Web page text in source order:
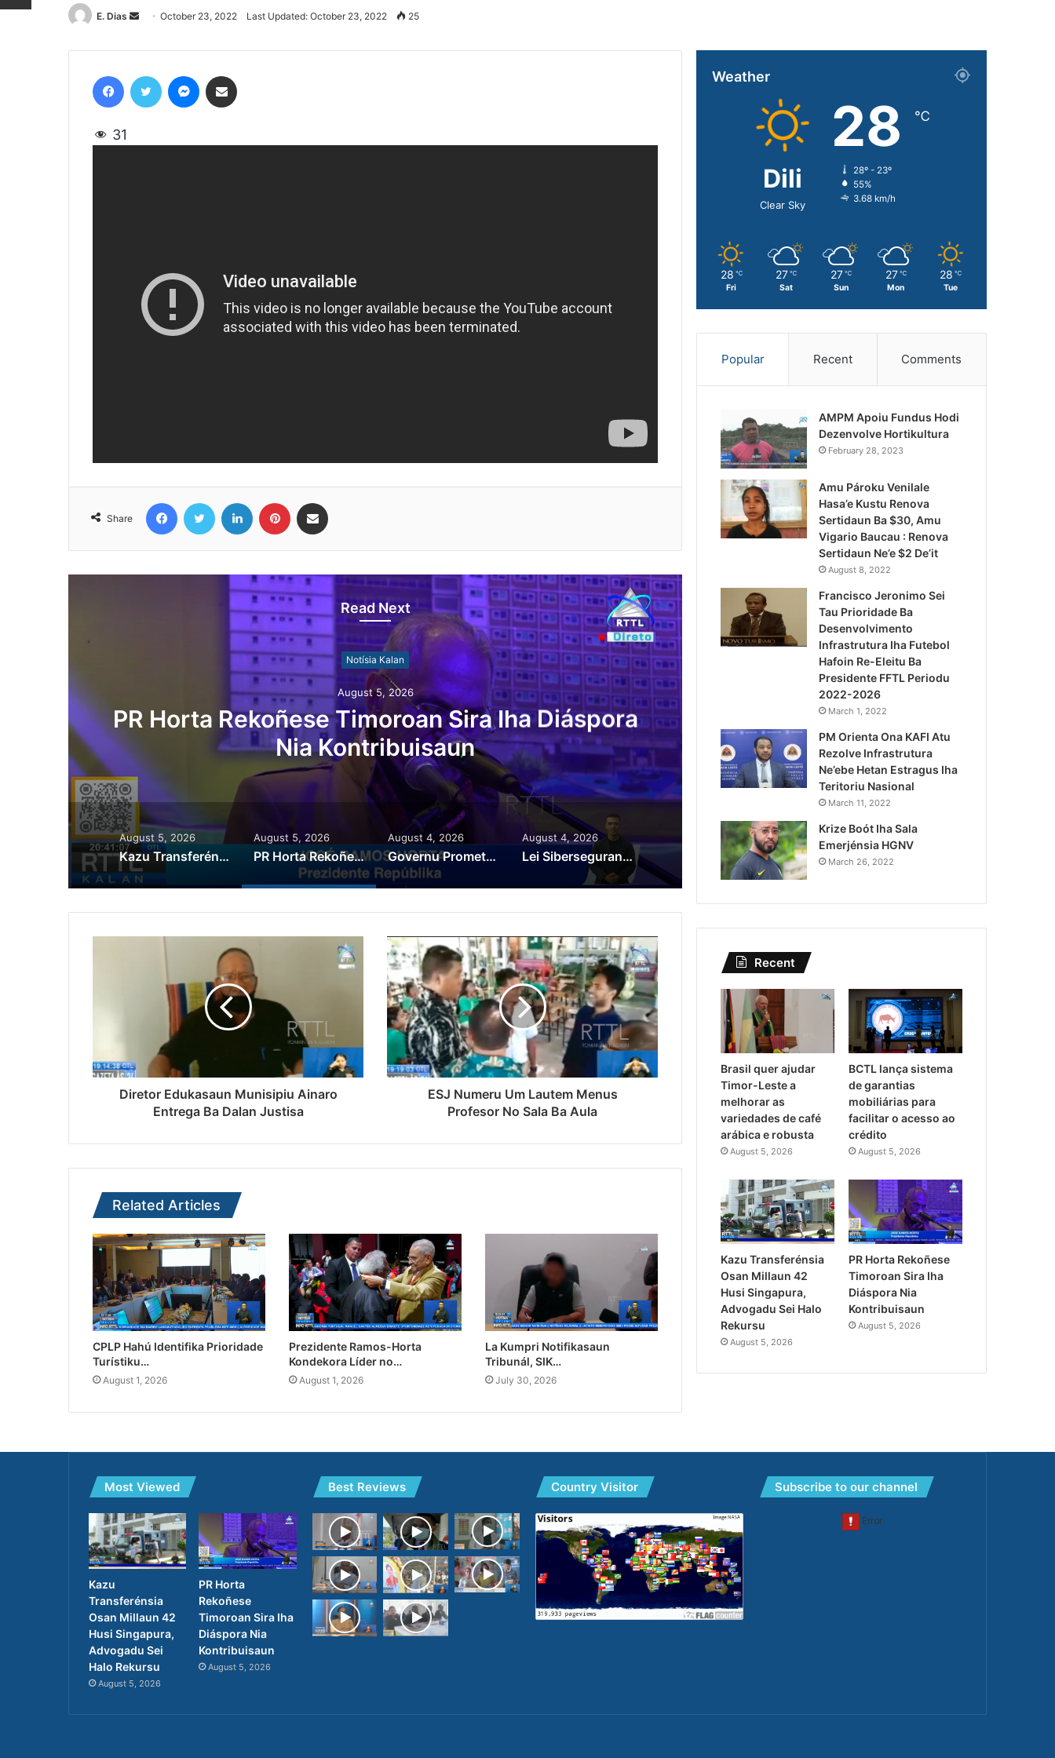
E. Dias
Send
email
October 23, 2022 Last Updated: October 23, 2022 25
31
Share
Read Next
Notísia Kalan
August 4, 2026
Governu Promete Tau Prioridade ba Setór
Minerais no Setór Produtivu
Lei Siberseguransa Ajuda
Kaptura Autór Kriminozu
Estranjeiru
August 5, 2026
Kazu Transferénsia Osan Millaun 42 Husi Singapura, Advogadu Sei Halo Rekursu
August 5, 2026
PR Horta Rekoñese Timoroan Sira Iha Diáspora Nia Kontribuisaun
August 4, 2026
Governu Promete Tau Prioridade ba Setór Minerais no Setór Produtivu
August 4, 2026
Lei Siberseguransa Ajuda Autoridade Polisiál Kaptura Autór Kriminozu ho Paradeiru Iha Estranjeiru
Diretor Edukasaun Munisipiu Ainaro
Entrega Ba Dalan Justisa
ESJ Numeru Um Lautem Menus
Profesor No Sala Ba Aula
Related Articles
CPLP Hahú Identifika Prioridade
Turístiku…
August 1, 2026
Prezidente Ramos-Horta
Kondekora Líder no…
August 1, 2026
La Kumpri Notifikasaun
Tribunál, SIK…
July 30, 2026
Weather
Dili
Clear Sky
28 ℃
28º - 23º
55%
3.68 km/h
28 ℃
Fri
27 ℃
Sat
27 ℃
Sun
27 ℃
Mon
28 ℃
Tue
Popular Recent Comments
AMPM Apoiu Fundus Hodi
Dezenvolve Hortikultura
February 28, 2023
Amu Pároku Venilale
Hasa’e Kustu Renova
Sertidaun Ba $30, Amu
Vigario Baucau : Renova
Sertidaun Ne’e $2 De’it
August 8, 2022
Francisco Jeronimo Sei
Tau Prioridade Ba
Desenvolvimento
Infrastrutura Iha Futebol
Hafoin Re-Eleitu Ba
Presidente FFTL Periodu
2022-2026
March 1, 2022
PM Orienta Ona KAFI Atu
Rezolve Infrastrutura
Ne’ebe Hetan Estragus Iha
Teritoriu Nasional
March 11, 2022
Krize Boót Iha Sala
Emerjénsia HGNV
March 26, 2022
Recent
Brasil quer ajudar
Timor-Leste a
melhorar as
variedades de café
arábica e robusta
August 5, 2026
BCTL lança sistema
de garantias
mobiliárias para
facilitar o acesso ao
crédito
August 5, 2026
Kazu Transferénsia
Osan Millaun 42
Husi Singapura,
Advogadu Sei Halo
Rekursu
August 5, 2026
PR Horta Rekoñese
Timoroan Sira Iha
Diáspora Nia
Kontribuisaun
August 5, 2026
Most Viewed
Kazu
Transferénsia
Osan Millaun 42
Husi Singapura,
Advogadu Sei
Halo Rekursu
August 5, 2026
PR Horta
Rekoñese
Timoroan Sira Iha
Diáspora Nia
Kontribuisaun
August 5, 2026
Best Reviews Country Visitor Subscribe to our channel